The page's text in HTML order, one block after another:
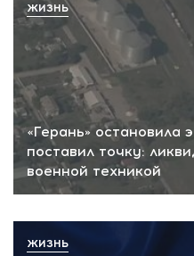
«Герань» остановила
поставил точку:
военной техникой
ЖИЗНЬ
ЖИЗНЬ